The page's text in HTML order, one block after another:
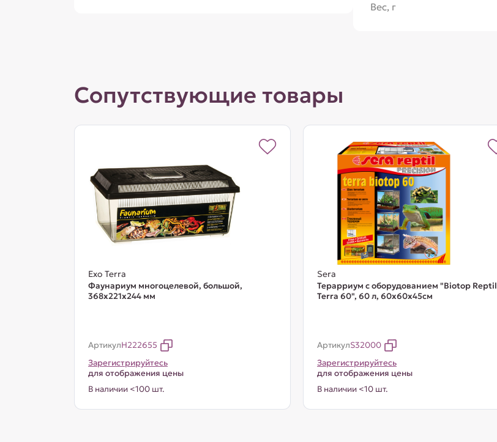
Вес, г
Сопутствующие товары
Exo Terra
Фаунариум многоцелевой, большой,
368х221х244 мм
АртикулH222655
Зарегистрируйтесь
для отображения цены
В наличии <100 шт.
Sera
Терарриум с оборудованием "Biotop Reptil
Terra 60", 60 л, 60x60x45cм
АртикулS32000
Зарегистрируйтесь
для отображения цены
В наличии <10 шт.